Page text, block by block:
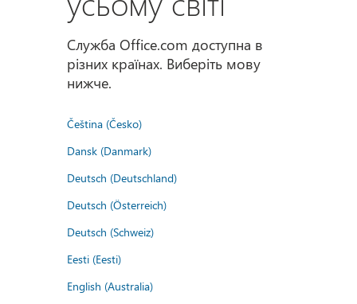
Служба Office.com доступна в
різних країнах. Виберіть мову
нижче.
Čeština (Česko)
Dansk (Danmark)
Deutsch (Deutschland)
Deutsch (Österreich)
Deutsch (Schweiz)
Eesti (Eesti)
English (Australia)